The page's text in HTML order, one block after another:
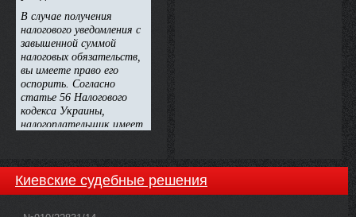
Киевские судебные решения